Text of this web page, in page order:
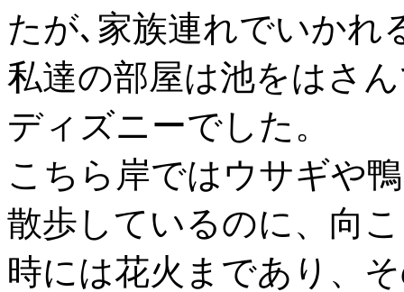
たが､家族連れでいかれ
私達の部屋は池をはさ
ディズニーでした。
こちら岸ではウサギや
散歩しているのに、向
時には花火まであり、